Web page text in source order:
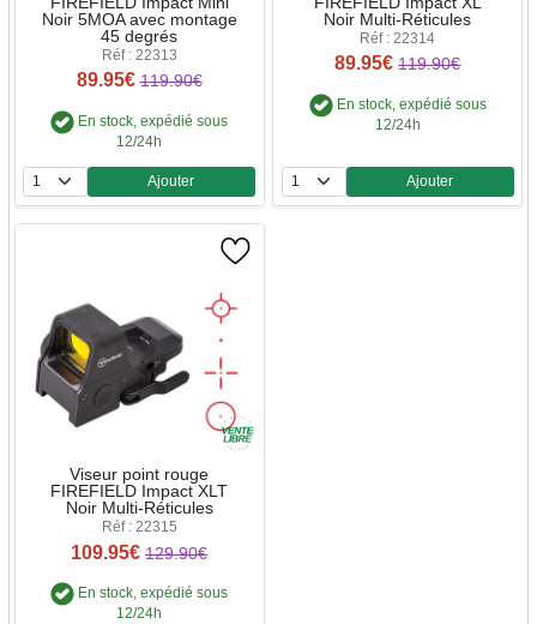
Noir 5MOA avec montage
45 degrés
Réf : 22313
89.95€ 119.90€
En stock, expédié sous
12/24h
Quantité
Ajouter
Noir Multi-Réticules
Réf : 22314
89.95€ 119.90€
En stock, expédié sous
12/24h
Quantité
Ajouter
Viseur point rouge
FIREFIELD Impact XLT
Noir Multi-Réticules
Réf : 22315
109.95€ 129.90€
En stock, expédié sous
12/24h